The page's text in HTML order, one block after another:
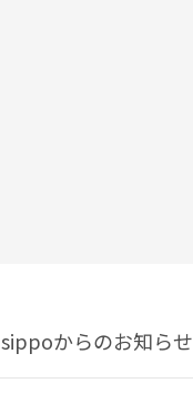
sippoからのお知らせ